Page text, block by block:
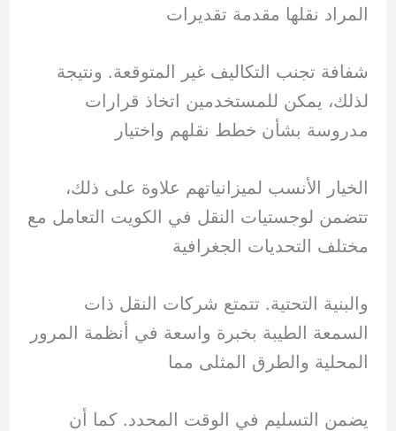
المراد نقلها مقدمة تقديرات
شفافة تجنب التكاليف غير المتوقعة. ونتيجة
لذلك، يمكن للمستخدمين اتخاذ قرارات
مدروسة بشأن خطط نقلهم واختيار
الخيار الأنسب لميزانياتهم علاوة على ذلك،
تتضمن لوجستيات النقل في الكويت التعامل مع
مختلف التحديات الجغرافية
والبنية التحتية. تتمتع شركات النقل ذات
السمعة الطيبة بخبرة واسعة في أنظمة المرور
المحلية والطرق المثلى مما
يضمن التسليم في الوقت المحدد. كما أن